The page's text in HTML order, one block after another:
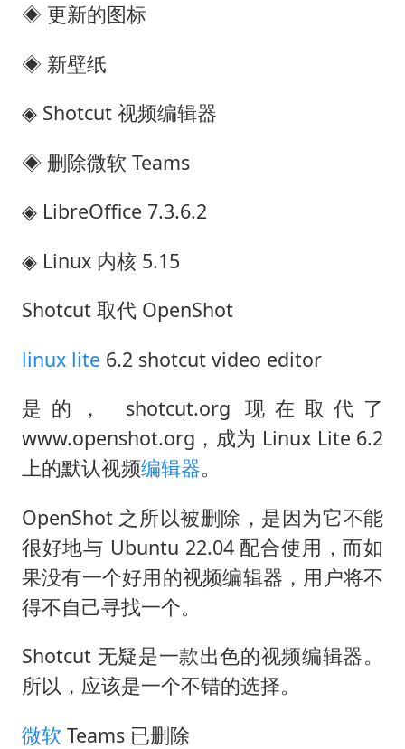
◈ 更新的图标
◈ 新壁纸
◈ Shotcut 视频编辑器
◈ 删除微软 Teams
◈ LibreOffice 7.3.6.2
◈ Linux 内核 5.15
Shotcut 取代 OpenShot
linux lite 6.2 shotcut video editor
是的， shotcut.org 现在取代了
www.openshot.org，成为 Linux Lite 6.2
上的默认视频编辑器。
OpenShot 之所以被删除，是因为它不能
很好地与 Ubuntu 22.04 配合使用，而如
果没有一个好用的视频编辑器，用户将不
得不自己寻找一个。
Shotcut 无疑是一款出色的视频编辑器。
所以，应该是一个不错的选择。
微软 Teams 已删除